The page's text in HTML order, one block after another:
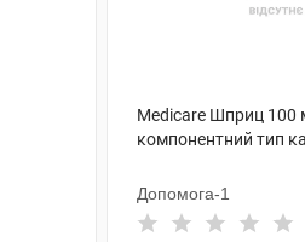
Medicare Шприц 100
компонентний тип
Допомога-1